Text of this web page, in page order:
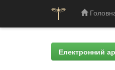
Електронний